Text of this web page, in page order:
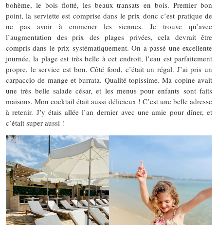
bohème, le bois flotté, les beaux transats en bois. Premier bon
point, la serviette est comprise dans le prix donc c’est pratique de
ne pas avoir à emmener les siennes. Je trouve qu’avec
l’augmentation des prix des plages privées, cela devrait être
compris dans le prix systématiquement. On a passé une excellente
journée, la plage est très belle à cet endroit, l’eau est parfaitement
propre, le service est bon. Côté food, c’était un régal. J’ai pris un
carpaccio de mange et burrata. Qualité topissime. Ma copine avait
une très belle salade césar, et les menus pour enfants sont faits
maisons. Mon cocktail était aussi délicieux ! C’est une belle adresse
à retenir. J’y étais allée l’an dernier avec une amie pour dîner, et
c’était super aussi !